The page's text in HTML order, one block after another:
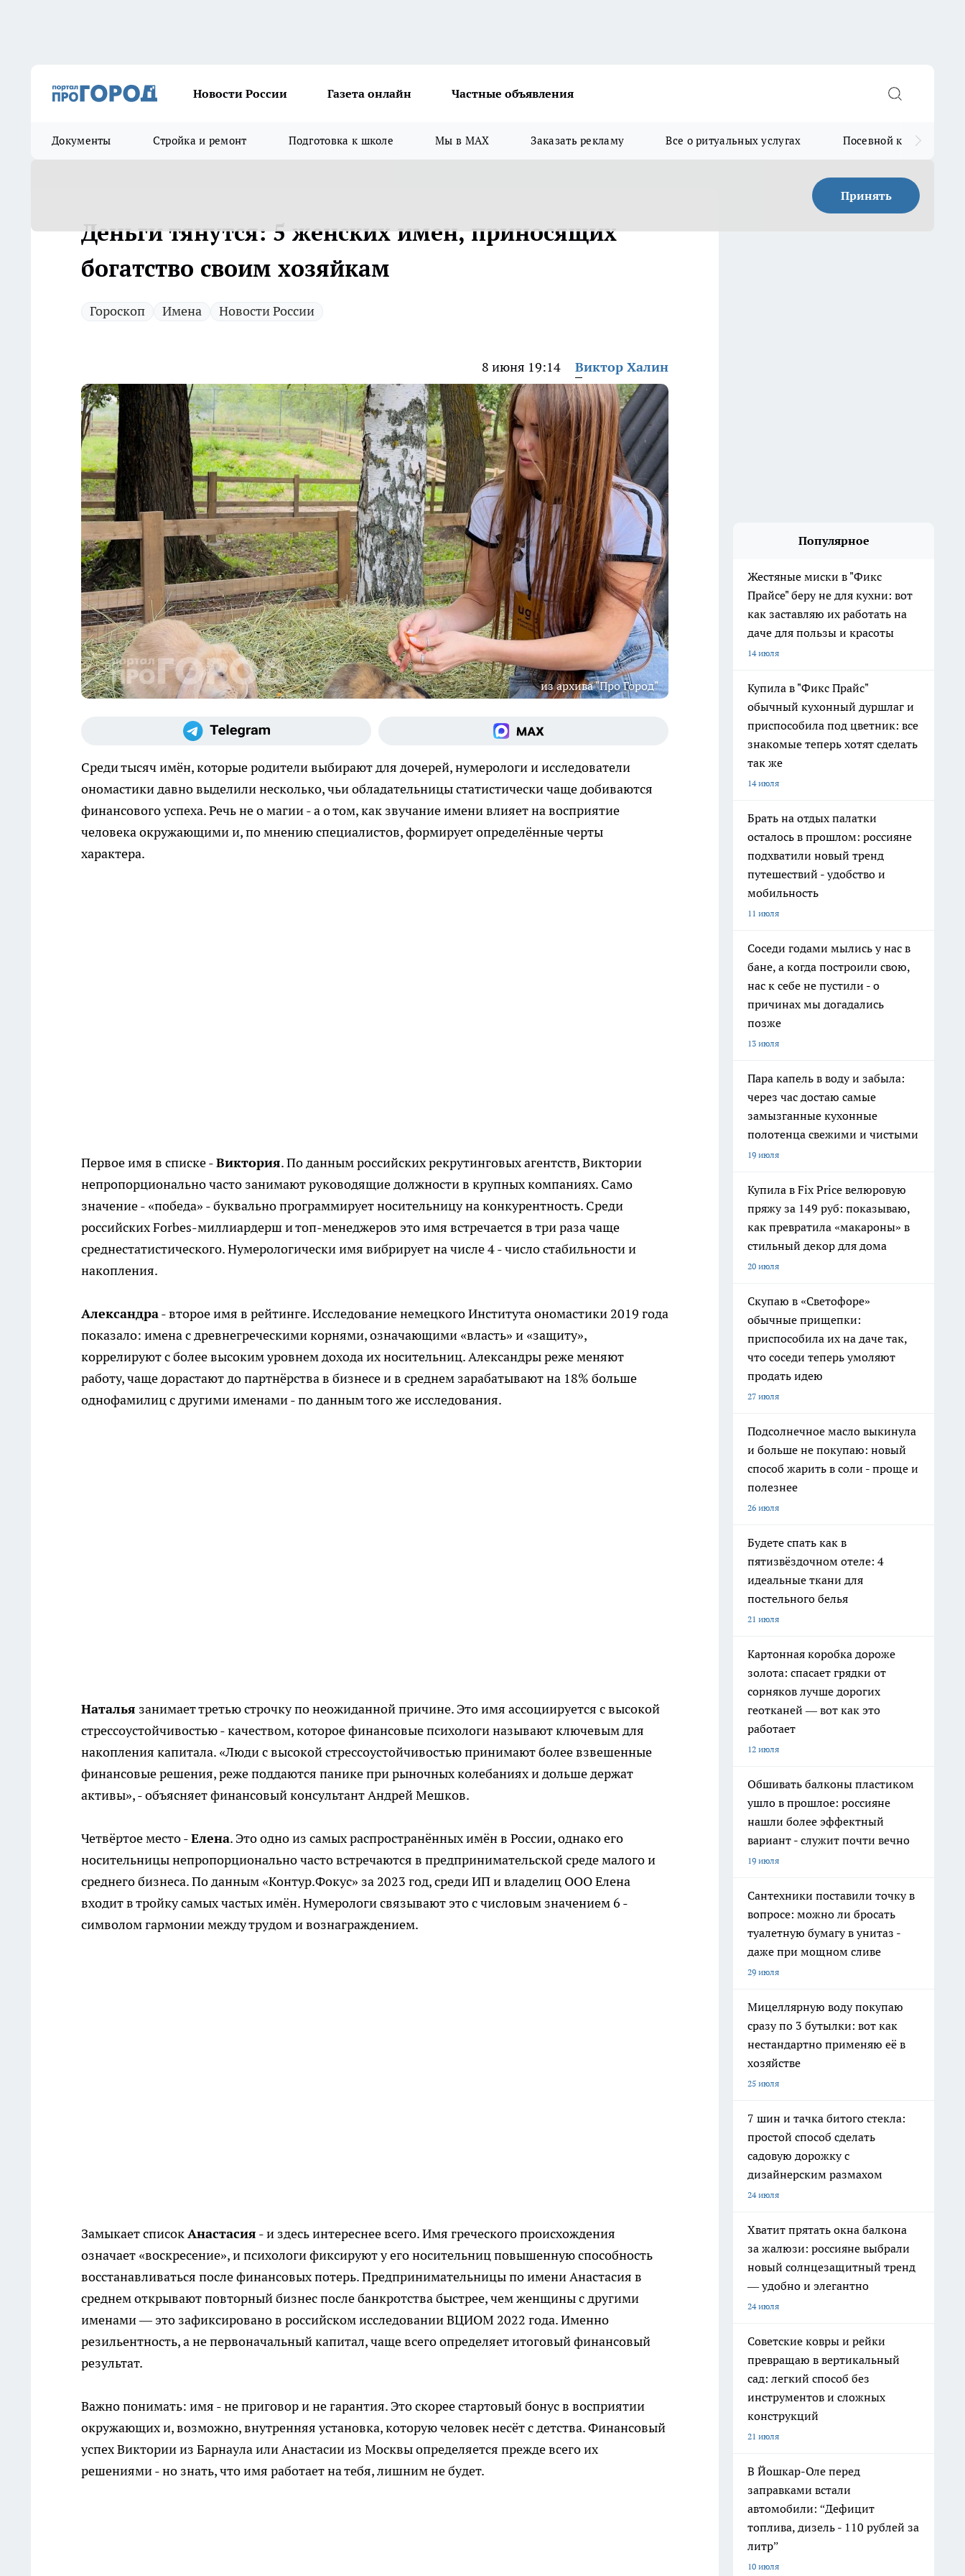
Новости России Газета онлайн Частные объявления
Документы Стройка и ремонт Подготовка к школе Мы в MAX Заказать рекламу Все о ритуальных услугах Посевной календарь
Принять
Деньги тянутся: 5 женских имен, приносящих
богатство своим хозяйкам
Гороскоп Имена Новости России
8 июня 19:14 Виктор Халин
из архива "Про Город"
Среди тысяч имён, которые родители выбирают для дочерей, нумерологи и исследователи
ономастики давно выделили несколько, чьи обладательницы статистически чаще добиваются
финансового успеха. Речь не о магии - а о том, как звучание имени влияет на восприятие
человека окружающими и, по мнению специалистов, формирует определённые черты
характера.
Первое имя в списке -Виктория. По данным российских рекрутинговых агентств, Виктории
непропорционально часто занимают руководящие должности в крупных компаниях. Само
значение - «победа» - буквально программирует носительницу на конкурентность. Среди
российских Forbes-миллиардерш и топ-менеджеров это имя встречается в три раза чаще
среднестатистического. Нумерологически имя вибрирует на числе 4 - число стабильности и
накопления.
Александра- второе имя в рейтинге. Исследование немецкого Института ономастики 2019 года
показало: имена с древнегреческими корнями, означающими «власть» и «защиту»,
коррелируют с более высоким уровнем дохода их носительниц. Александры реже меняют
работу, чаще дорастают до партнёрства в бизнесе и в среднем зарабатывают на 18% больше
однофамилиц с другими именами - по данным того же исследования.
Наталья занимает третью строчку по неожиданной причине. Это имя ассоциируется с высокой
стрессоустойчивостью - качеством, которое финансовые психологи называют ключевым для
накопления капитала. «Люди с высокой стрессоустойчивостью принимают более взвешенные
финансовые решения, реже поддаются панике при рыночных колебаниях и дольше держат
активы», - объясняет финансовый консультант Андрей Мешков.
Четвёртое место -Елена. Это одно из самых распространённых имён в России, однако его
носительницы непропорционально часто встречаются в предпринимательской среде малого и
среднего бизнеса. По данным «Контур.Фокус» за 2023 год, среди ИП и владелиц ООО Елена
входит в тройку самых частых имён. Нумерологи связывают это с числовым значением 6 -
символом гармонии между трудом и вознаграждением.
Замыкает списокАнастасия - и здесь интереснее всего. Имя греческого происхождения
означает «воскресение», и психологи фиксируют у его носительниц повышенную способность
восстанавливаться после финансовых потерь. Предпринимательницы по имени Анастасия в
среднем открывают повторный бизнес после банкротства быстрее, чем женщины с другими
именами — это зафиксировано в российском исследовании ВЦИОМ 2022 года. Именно
резильентность, а не первоначальный капитал, чаще всего определяет итоговый финансовый
результат.
Важно понимать: имя - не приговор и не гарантия. Это скорее стартовый бонус в восприятии
окружающих и, возможно, внутренняя установка, которую человек несёт с детства. Финансовый
успех Виктории из Барнаула или Анастасии из Москвы определяется прежде всего их
решениями - но знать, что имя работает на тебя, лишним не будет.
Популярное
Жестяные миски в "Фикс
Прайсе" беру не для кухни: вот
как заставляю их работать на
даче для пользы и красоты
14 июля
Купила в "Фикс Прайс"
обычный кухонный дуршлаг и
приспособила под цветник: все
знакомые теперь хотят сделать
так же
14 июля
Брать на отдых палатки
осталось в прошлом: россияне
подхватили новый тренд
путешествий - удобство и
мобильность
11 июля
Соседи годами мылись у нас в
бане, а когда построили свою,
нас к себе не пустили - о
причинах мы догадались
позже
13 июля
Пара капель в воду и забыла:
через час достаю самые
замызганные кухонные
полотенца свежими и чистыми
19 июля
Купила в Fix Price велюровую
пряжу за 149 руб: показываю,
как превратила «макароны» в
стильный декор для дома
20 июля
Скупаю в «Светофоре»
обычные прищепки:
приспособила их на даче так,
что соседи теперь умоляют
продать идею
27 июля
Подсолнечное масло выкинула
и больше не покупаю: новый
способ жарить в соли - проще и
полезнее
26 июля
Будете спать как в
пятизвёздочном отеле: 4
идеальные ткани для
постельного белья
21 июля
Картонная коробка дороже
золота: спасает грядки от
сорняков лучше дорогих
геотканей — вот как это
работает
12 июля
Обшивать балконы пластиком
ушло в прошлое: россияне
нашли более эффектный
вариант - служит почти вечно
19 июля
Сантехники поставили точку в
вопросе: можно ли бросать
туалетную бумагу в унитаз -
даже при мощном сливе
29 июля
Мицеллярную воду покупаю
сразу по 3 бутылки: вот как
нестандартно применяю её в
хозяйстве
25 июля
7 шин и тачка битого стекла:
простой способ сделать
садовую дорожку с
дизайнерским размахом
24 июля
Хватит прятать окна балкона
за жалюзи: россияне выбрали
новый солнцезащитный тренд
— удобно и элегантно
24 июля
Советские ковры и рейки
превращаю в вертикальный
сад: легкий способ без
инструментов и сложных
конструкций
21 июля
В Йошкар-Оле перед
заправками встали
автомобили: “Дефицит
топлива, дизель - 110 рублей за
литр”
10 июля